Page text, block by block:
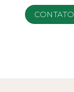
CONTATO